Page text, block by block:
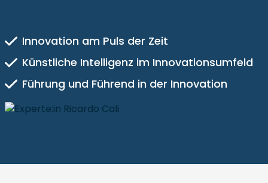
Innovation am Puls der Zeit
Künstliche Intelligenz im Innovationsumfeld
Führung und Führend in der Innovation